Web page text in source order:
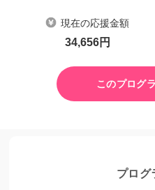
現在の応援金額
34,656円
このプログ
プログ